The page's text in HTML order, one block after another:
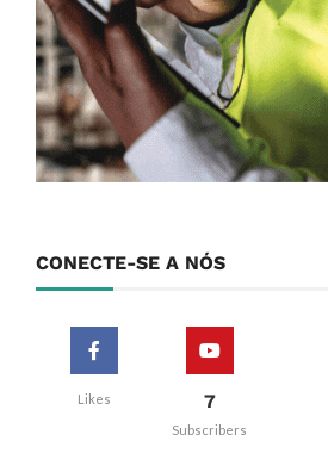
CONECTE-SE A NÓS
Likes 7
Subscribers